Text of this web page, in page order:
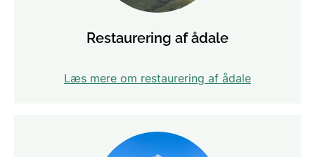
Restaurering af ådale
Læs mere om restaurering af ådale